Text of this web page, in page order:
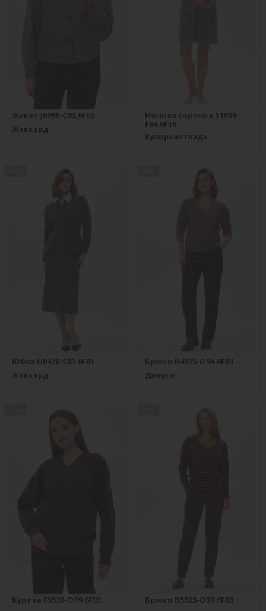
Жакет J0980-C93.6F03
Жаккард
Ночная сорочка S1008-
F54.6F15
Кулирная гладь
Юбка U0420-C83.6F01
Жаккард
Брюки B4975-O94.6F03
Джерси
Куртка F5520-O39.6F03 Брюки B5525-O39.6F03